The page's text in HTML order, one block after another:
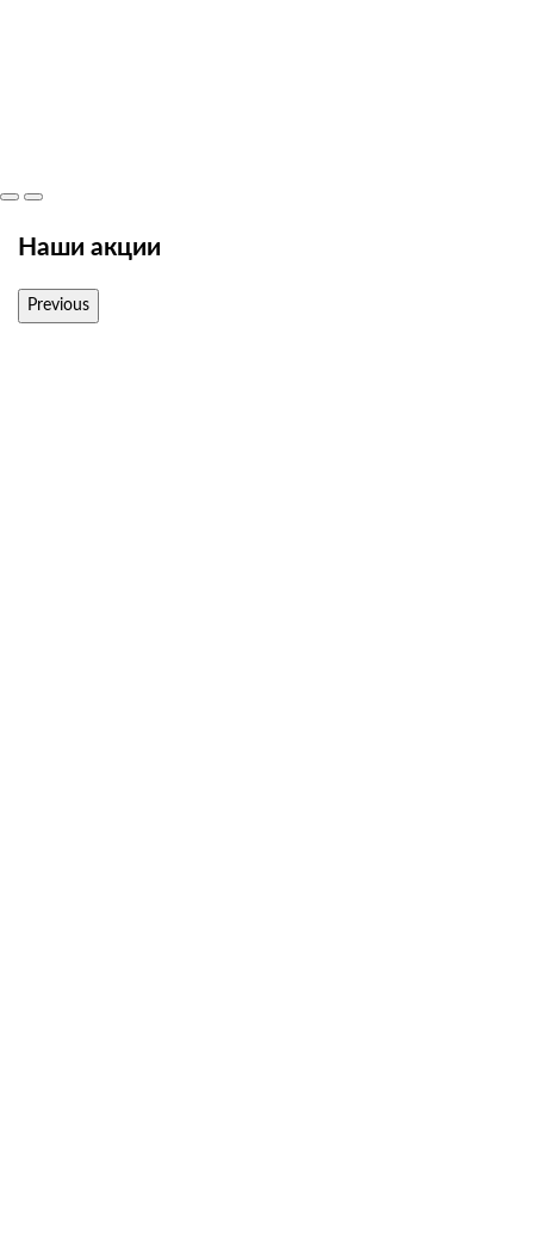
Наши акции
Previous